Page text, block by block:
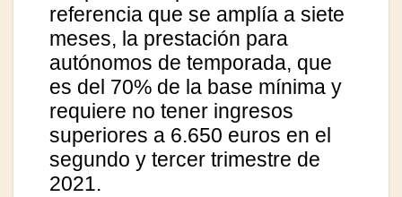
referencia que se amplía a siete
meses, la prestación para
autónomos de temporada, que
es del 70% de la base mínima y
requiere no tener ingresos
superiores a 6.650 euros en el
segundo y tercer trimestre de
2021.